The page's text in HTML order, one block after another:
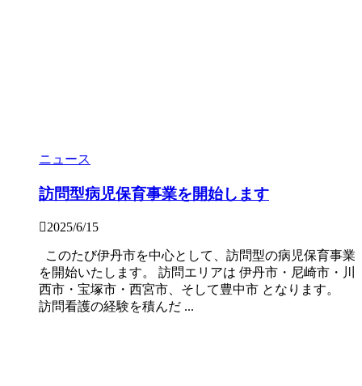
ニュース
訪問型病児保育事業を開始します
2025/6/15
このたび伊丹市を中心として、訪問型の病児保育事業
を開始いたします。 訪問エリアは 伊丹市・尼崎市・川
西市・宝塚市・西宮市、そして豊中市 となります。
訪問看護の経験を積んだ ...